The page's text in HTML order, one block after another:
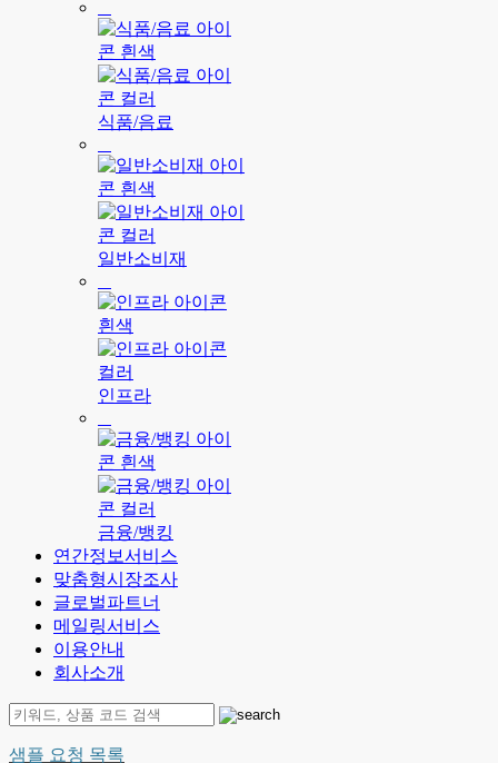
식품/음료
일반소비재
인프라
금융/뱅킹
연간정보서비스
맞춤형시장조사
글로벌파트너
메일링서비스
이용안내
회사소개
샘플 요청 목록